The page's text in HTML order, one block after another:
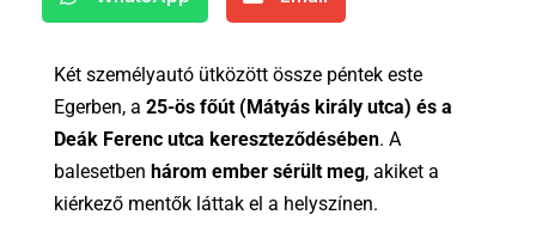
Két személyautó ütközött össze péntek este
Egerben, a25-ös főút (Mátyás király utca) és a
Deák Ferenc utca kereszteződésében. A
balesetben három ember sérült meg, akiket a
kiérkező mentők láttak el a helyszínen.